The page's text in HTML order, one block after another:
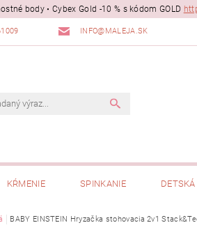
body • Cybex Gold -10 % s kódom GOLD
INFO@MALEJA.SK
KŔMENIE SPINKANIE
BABY EINSTEIN Hryzačka stohovacia 2v1